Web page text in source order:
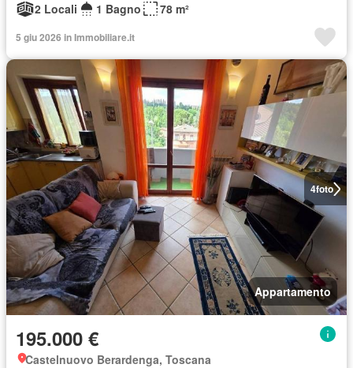
2 Locali
1 Bagno 78 m²
5 giu 2026 in Immobiliare.it
4foto
Appartamento
195.000 €
Castelnuovo Berardenga, Toscana